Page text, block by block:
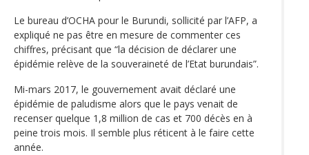
Le bureau d’OCHA pour le Burundi, sollicité par l’AFP, a
expliqué ne pas être en mesure de commenter ces
chiffres, précisant que “la décision de déclarer une
épidémie relève de la souveraineté de l’Etat burundais”.
Mi-mars 2017, le gouvernement avait déclaré une
épidémie de paludisme alors que le pays venait de
recenser quelque 1,8 million de cas et 700 décès en à
peine trois mois. Il semble plus réticent à le faire cette
année.